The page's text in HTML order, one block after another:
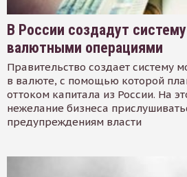
В России создадут
валютными операциями
Правительство создает систему
в валюте, с помощью которой
оттоком капитала из России. На
нежелание бизнеса
предупреждениям власти